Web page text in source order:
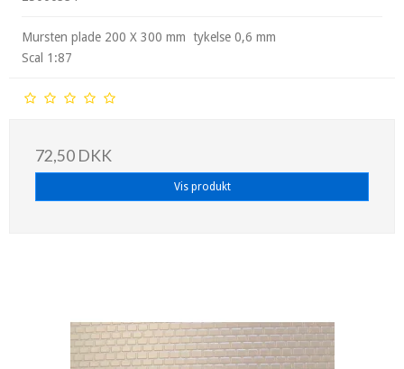
Mursten plade 200 X 300 mm tykelse 0,6 mm
Scal 1:87
72,50 DKK
Vis produkt